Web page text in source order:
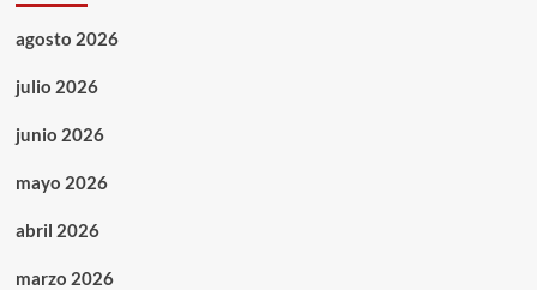
agosto 2026
julio 2026
junio 2026
mayo 2026
abril 2026
marzo 2026